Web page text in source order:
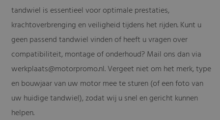
tandwiel is essentieel voor optimale prestaties,
krachtoverbrenging en veiligheid tijdens het rijden. Kunt u
geen passend tandwiel vinden of heeft u vragen over
compatibiliteit, montage of onderhoud? Mail ons dan via
werkplaats@motorpromo.nl. Vergeet niet om het merk, type
en bouwjaar van uw motor mee te sturen (of een foto van
uw huidige tandwiel), zodat wij u snel en gericht kunnen
helpen.